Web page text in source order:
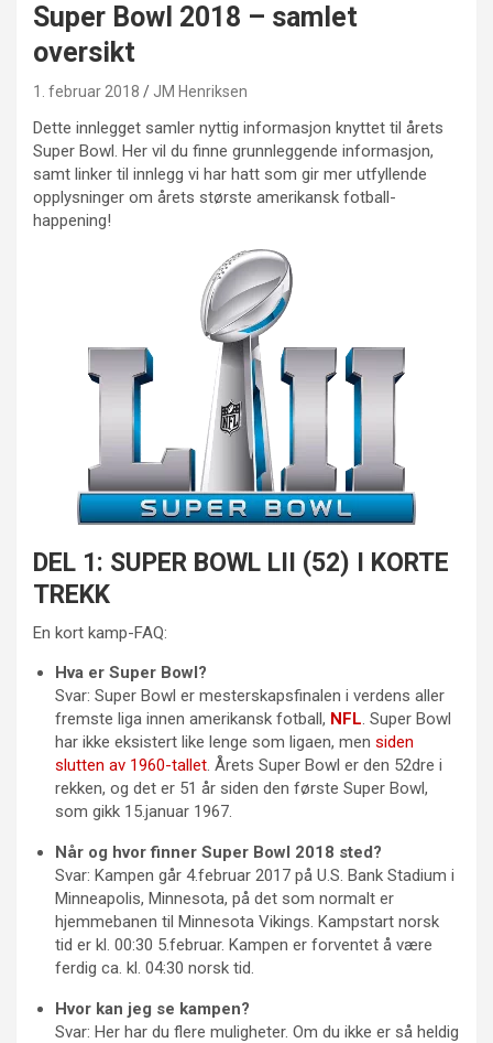
Super Bowl 2018 – samlet
oversikt
1. februar 2018 JM Henriksen
Dette innlegget samler nyttig informasjon knyttet til årets
Super Bowl. Her vil du finne grunnleggende informasjon,
samt linker til innlegg vi har hatt som gir mer utfyllende
opplysninger om årets største amerikansk fotball-
happening!
DEL 1: SUPER BOWL LII (52) I KORTE
TREKK
En kort kamp-FAQ:
Hva er Super Bowl?
Svar: Super Bowl er mesterskapsfinalen i verdens aller
fremste liga innen amerikansk fotball, NFL . Super Bowl
har ikke eksistert like lenge som ligaen, men siden
slutten av 1960-tallet . Årets Super Bowl er den 52dre i
rekken, og det er 51 år siden den første Super Bowl,
som gikk 15.januar 1967.
Når og hvor finner Super Bowl 2018 sted?
Svar: Kampen går 4.februar 2017 på U.S. Bank Stadium i
Minneapolis, Minnesota, på det som normalt er
hjemmebanen til Minnesota Vikings. Kampstart norsk
tid er kl. 00:30 5.februar. Kampen er forventet å være
ferdig ca. kl. 04:30 norsk tid.
Hvor kan jeg se kampen?
Svar: Her har du flere muligheter. Om du ikke er så heldig